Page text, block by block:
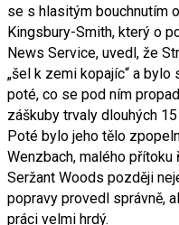
se s hlasitým bouchnutím
Kingsbury-Smith, který o
News Service, uvedl, že
„šel k zemi kopajíc“ a
poté, co se pod ním
záškuby trvaly dlouhých
Poté bylo jeho tělo
Wenzbach, malého přítoku
Seržant Woods později
popravy provedl správně,
práci velmi hrdý.